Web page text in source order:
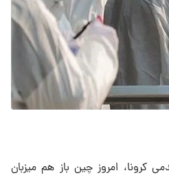
کرونا، امروز چین باز هم میزبان